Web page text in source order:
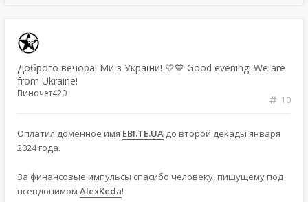
Доброго вечора! Ми з України! 💛💙 Good evening! We are
from Ukraine!
10
Пиночет420
Оплатил доменное имя EBI.TE.UA до второй декады января
2024 года.
За финансовые импульсы спасибо человеку, пишущему под
псевдонимом AlexKeda!